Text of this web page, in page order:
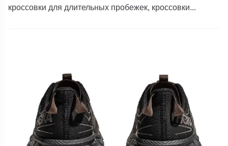
кроссовки для длительных пробежек, кроссовки...